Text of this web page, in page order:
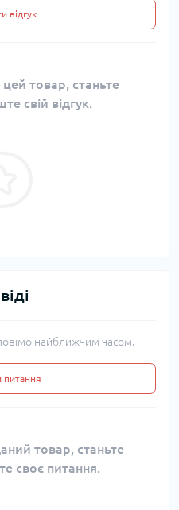
відгук
товар, станьте
свій відгук.
найближчим часом.
питання
товар, станьте
своє питання.